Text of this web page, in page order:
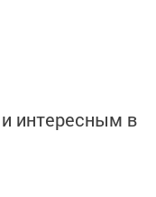
интересным в